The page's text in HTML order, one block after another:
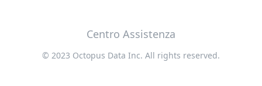
Centro Assistenza
© 2023 Octopus Data Inc. All rights reserved.